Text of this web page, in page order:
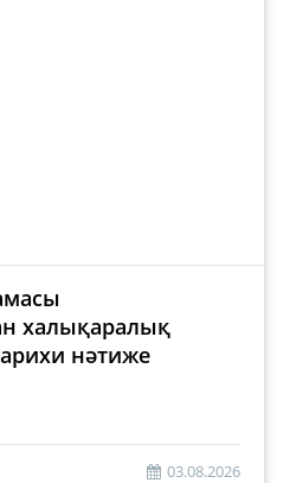
халықаралық
нәтиже
03.08.2026